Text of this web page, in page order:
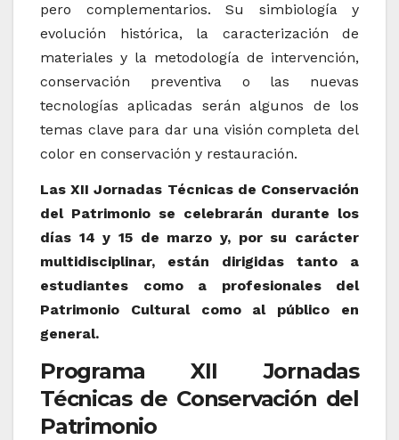
pero complementarios. Su simbiología y
evolución histórica, la caracterización de
materiales y la metodología de intervención,
conservación preventiva o las nuevas
tecnologías aplicadas serán algunos de los
temas clave para dar una visión completa del
color en conservación y restauración.
Las XII Jornadas Técnicas de Conservación
del Patrimonio se celebrarán durante los
días 14 y 15 de marzo y, por su carácter
multidisciplinar, están dirigidas tanto a
estudiantes como a profesionales del
Patrimonio Cultural como al público en
general.
Programa XII Jornadas
Técnicas de Conservación del
Patrimonio